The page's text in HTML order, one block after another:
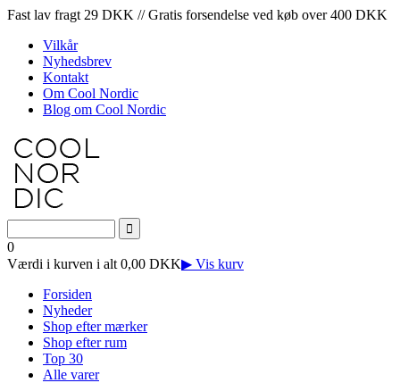
Fast lav fragt 29 DKK // Gratis forsendelse ved køb over 400 DKK
Vilkår
Nyhedsbrev
Kontakt
Om Cool Nordic
Blog om Cool Nordic
0
Værdi i kurven i alt 0,00 DKK▶ Vis kurv
Forsiden
Nyheder
Shop efter mærker
Shop efter rum
Top 30
Alle varer